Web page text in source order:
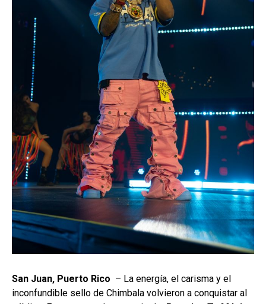
San Juan, Puerto Rico – La energía, el carisma y el
inconfundible sello de Chimbala volvieron a conquistar al